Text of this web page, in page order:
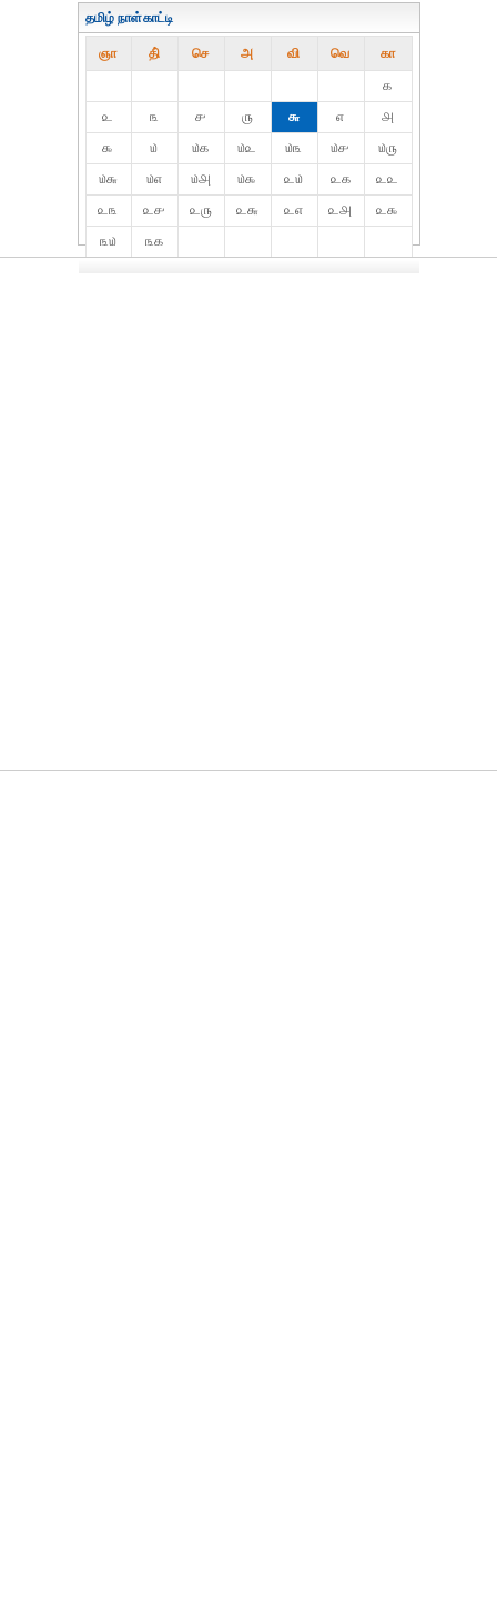
தமிழ் நாள்காட்டி
ஞா தி் செ அ வி வெ கா
௧
௨
௩ ௪ ௫ ௬ ௭
௮
௯
௰ ௰௧ ௰௨ ௰௩ ௰௪
௰௫
௰௬
௰௭ ௰௮ ௰௯ ௨௰ ௨௧
௨௨
௨௩
௨௪ ௨௫ ௨௬ ௨௭ ௨௮
௨௯
௩௰
௩௧